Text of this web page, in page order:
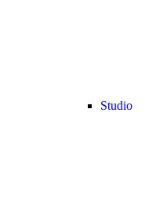
Studio